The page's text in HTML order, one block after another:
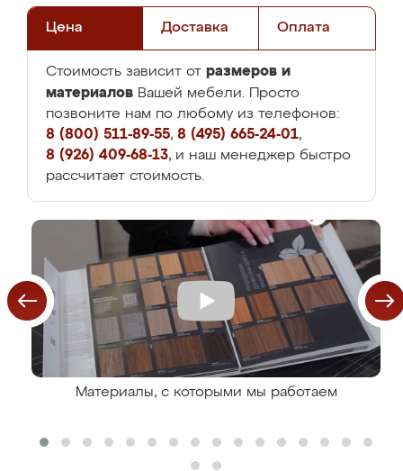
Цена Доставка Оплата
Стоимость зависит от размеров и
материалов Вашей мебели. Просто
позвоните нам по любому из телефонов:
8 (800) 511-89-55, 8 (495) 665-24-01,
8 (926) 409-68-13, и наш менеджер быстро
рассчитает стоимость.
Материалы, с которыми мы работаем